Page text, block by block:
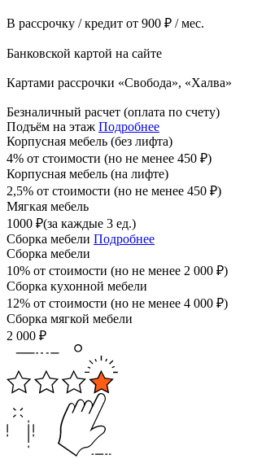
В рассрочку / кредит от 900 ₽ / мес.
Банковской картой на сайте
Картами рассрочки «Свобода», «Халва»
Безналичный расчет (оплата по счету)
Подъём на этаж Подробнее
Корпусная мебель (без лифта)
4% от стоимости (но не менее 450 ₽)
Корпусная мебель (на лифте)
2,5% от стоимости (но не менее 450 ₽)
Мягкая мебель
1000 ₽(за каждые 3 ед.)
Сборка мебели Подробнее
Сборка мебели
10% от стоимости (но не менее 2 000 ₽)
Сборка кухонной мебели
12% от стоимости (но не менее 4 000 ₽)
Сборка мягкой мебели
2 000 ₽